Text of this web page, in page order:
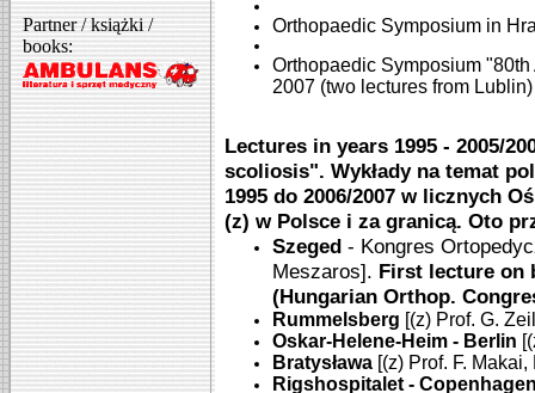
Partner / książki /
books:
Orthopaedic Symposium in
Orthopaedic Symposium
2007 (two lectures from
Lectures in years 1995 - 2005/
scoliosis". Wykłady na temat
1995 do 2006/2007 w licznych
(z) w Polsce i za granicą. Oto
Szeged - Kongres
Meszaros]. First lecture on
(Hungarian Orthop.
Rummelsberg [(z) Prof. G.
Oskar-Helene-Heim - Berlin
Bratysława [(z) Prof. F.
Rigshospitalet -